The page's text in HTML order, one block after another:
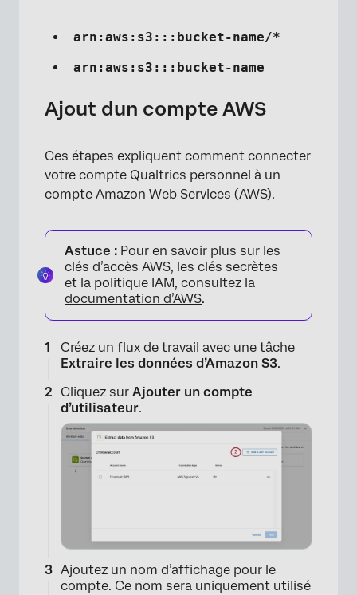
arn:aws:s3:::bucket-name/*
arn:aws:s3:::bucket-name
Ajout dun compte AWS
Ces étapes expliquent comment connecter
votre compte Qualtrics personnel à un
compte Amazon Web Services (AWS).
Astuce : Pour en savoir plus sur les
clés d’accès AWS, les clés secrètes
et la politique IAM, consultez la
documentation d’AWS.
Créez un flux de travail avec une tâche
Extraire les données d’Amazon S3.
Cliquez sur Ajouter un compte
d’utilisateur.
Ajoutez un nom d’affichage pour le
compte. Ce nom sera uniquement utilisé